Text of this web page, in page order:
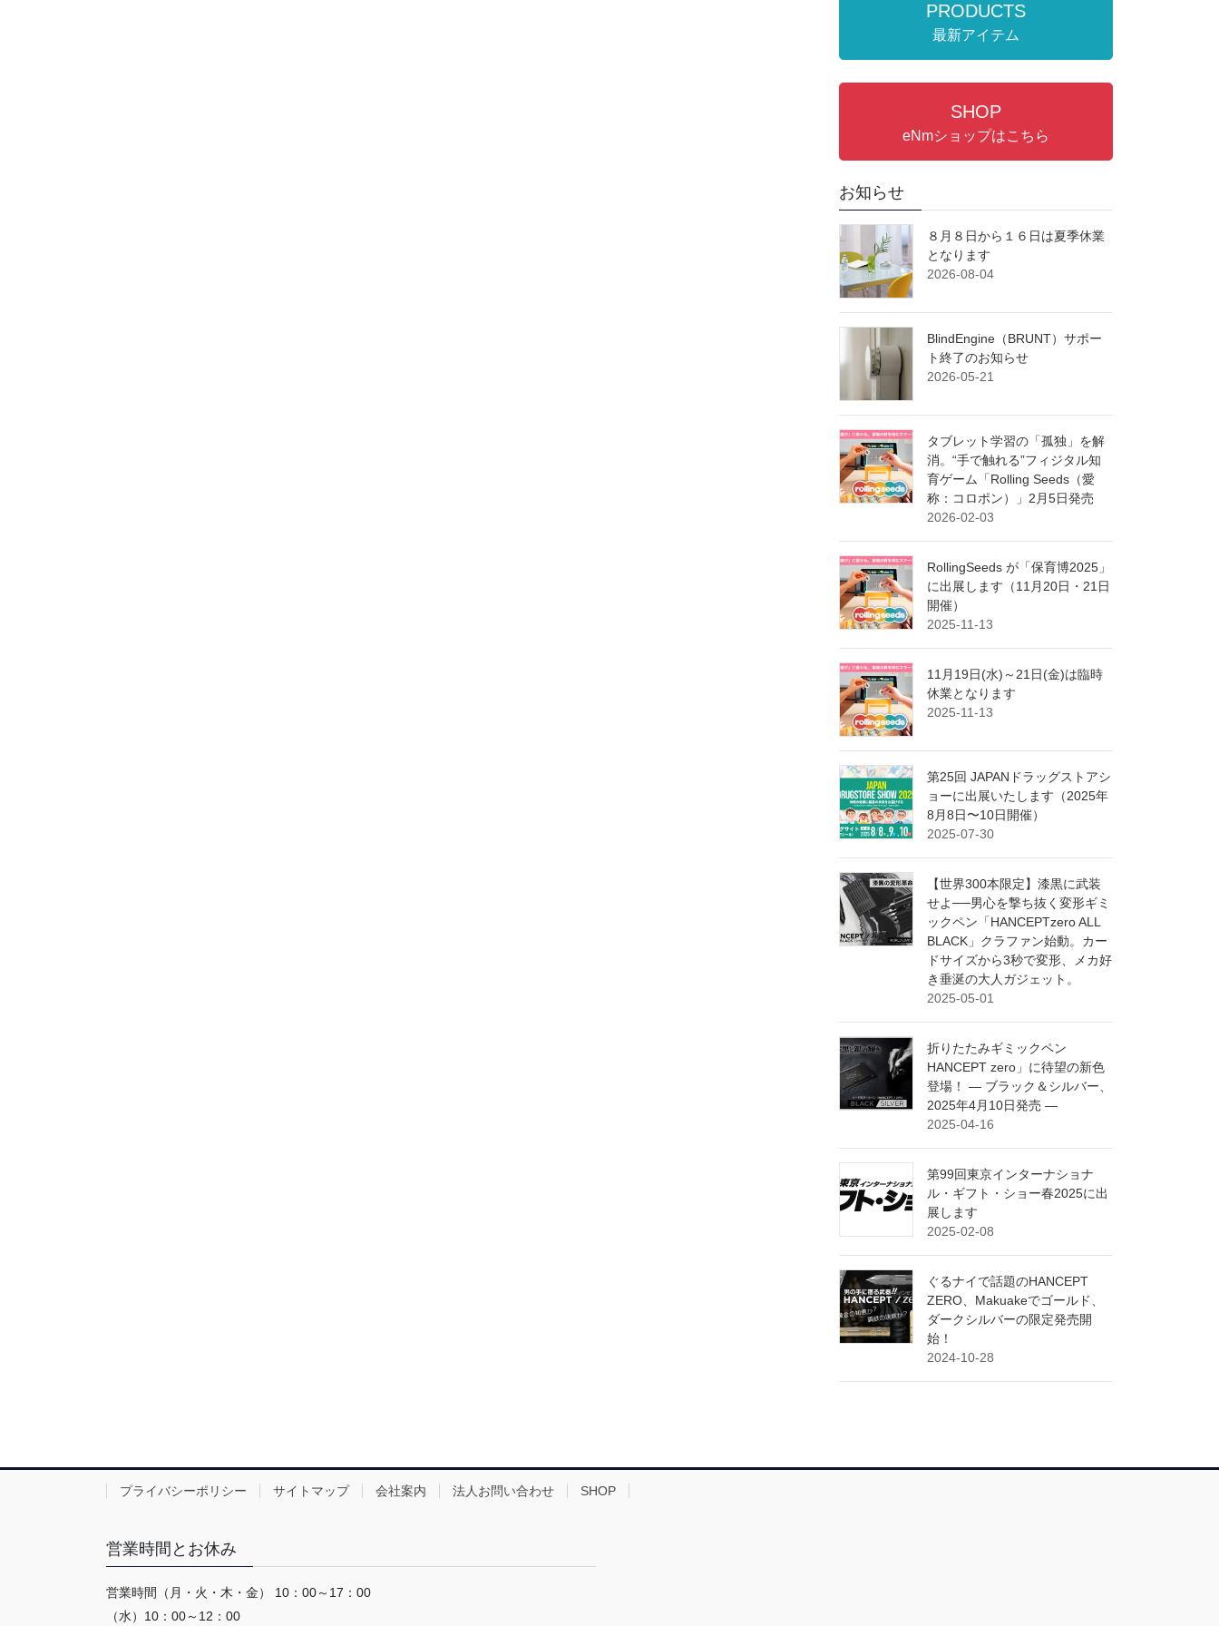
PRODUCTS
最新アイテム
SHOP
eNmショップはこちら
お知らせ
８月８日から１６日は夏季休業
となります
2026-08-04
BlindEngine（BRUNT）サポー
ト終了のお知らせ
2026-05-21
タブレット学習の「孤独」を解
消。“手で触れる”フィジタル知
育ゲーム「Rolling Seeds（愛
称：コロポン）」2月5日発売
2026-02-03
RollingSeeds が「保育博2025」
に出展します（11月20日・21日
開催）
2025-11-13
11月19日(水)～21日(金)は臨時
休業となります
2025-11-13
第25回 JAPANドラッグストアシ
ョーに出展いたします（2025年
8月8日〜10日開催）
2025-07-30
【世界300本限定】漆黒に武装
せよ──男心を撃ち抜く変形ギミ
ックペン「HANCEPTzero ALL
BLACK」クラファン始動。カー
ドサイズから3秒で変形、メカ好
き垂涎の大人ガジェット。
2025-05-01
折りたたみギミックペン
HANCEPT zero」に待望の新色
登場！ ― ブラック＆シルバー、
2025年4月10日発売 ―
2025-04-16
第99回東京インターナショナ
ル・ギフト・ショー春2025に出
展します
2025-02-08
ぐるナイで話題のHANCEPT
ZERO、Makuakeでゴールド、
ダークシルバーの限定発売開
始！
2024-10-28
プライバシーポリシー サイトマップ 会社案内 法人お問い合わせ SHOP
営業時間とお休み
営業時間（月・火・木・金） 10：00～17：00
（水）10：00～12：00